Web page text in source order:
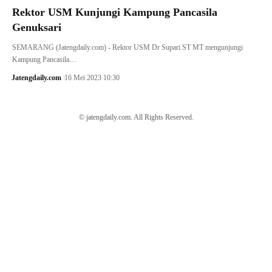
Rektor USM Kunjungi Kampung Pancasila
Genuksari
SEMARANG (Jatengdaily.com) - Rektor USM Dr Supari ST MT mengunjungi
Kampung Pancasila…
Jatengdaily.com 16 Mei 2023 10:30
© jatengdaily.com. All Rights Reserved.